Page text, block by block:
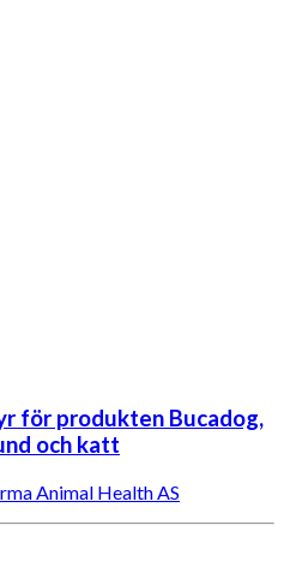
för produkten Bucadog,
och katt
Animal Health AS